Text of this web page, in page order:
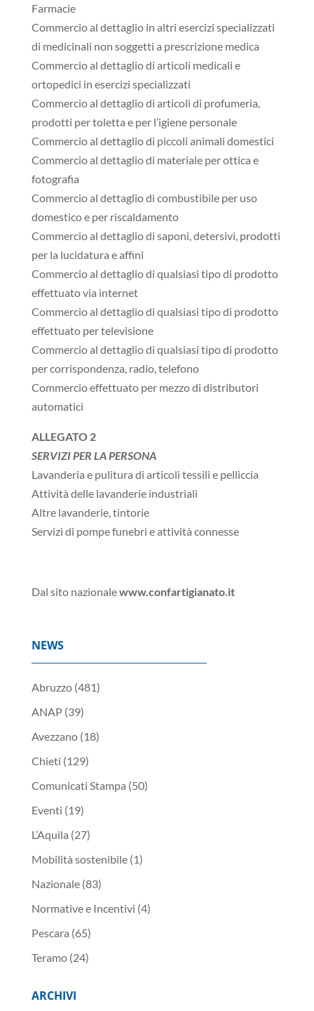
Farmacie
Commercio al dettaglio in altri esercizi specializzati
di medicinali non soggetti a prescrizione medica
Commercio al dettaglio di articoli medicali e
ortopedici in esercizi specializzati
Commercio al dettaglio di articoli di profumeria,
prodotti per toletta e per l’igiene personale
Commercio al dettaglio di piccoli animali domestici
Commercio al dettaglio di materiale per ottica e
fotografia
Commercio al dettaglio di combustibile per uso
domestico e per riscaldamento
Commercio al dettaglio di saponi, detersivi, prodotti
per la lucidatura e affini
Commercio al dettaglio di qualsiasi tipo di prodotto
effettuato via internet
Commercio al dettaglio di qualsiasi tipo di prodotto
effettuato per televisione
Commercio al dettaglio di qualsiasi tipo di prodotto
per corrispondenza, radio, telefono
Commercio effettuato per mezzo di distributori
automatici
ALLEGATO 2
SERVIZI PER LA PERSONA
Lavanderia e pulitura di articoli tessili e pelliccia
Attività delle lavanderie industriali
Altre lavanderie, tintorie
Servizi di pompe funebri e attività connesse
Dal sito nazionalewww.confartigianato.it
NEWS
Abruzzo(481)
ANAP(39)
Avezzano(18)
Chieti (129)
Comunicati Stampa (50)
Eventi (19)
L’Aquila (27)
Mobilità sostenibile(1)
Nazionale(83)
Normative e Incentivi (4)
Pescara (65)
Teramo(24)
ARCHIVI